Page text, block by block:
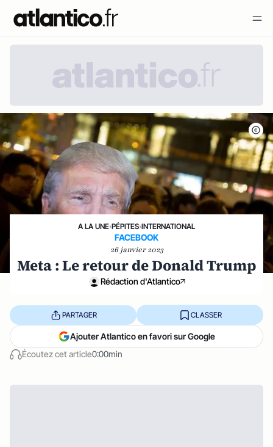
A LA UNE›PÉPITES›INTERNATIONAL
FACEBOOK
26 janvier 2023
Meta : Le retour de Donald Trump
Rédaction d'Atlantico
Écoutez cet article0:00min
PARTAGER CLASSER
Ajouter Atlantico en favori sur Google